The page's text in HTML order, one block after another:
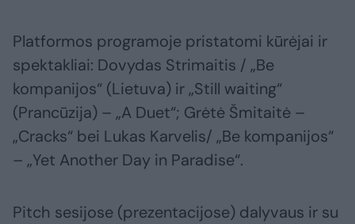
Platformos programoje pristatomi kūrėjai ir
spektakliai: Dovydas Strimaitis / „Be
kompanijos“ (Lietuva) ir „Still waiting“
(Prancūzija) – „A Duet“; Grėtė Šmitaitė –
„Cracks“ bei Lukas Karvelis/ „Be kompanijos“
– „Yet Another Day in Paradise“.
Pitch sesijose (prezentacijose) dalyvaus ir su